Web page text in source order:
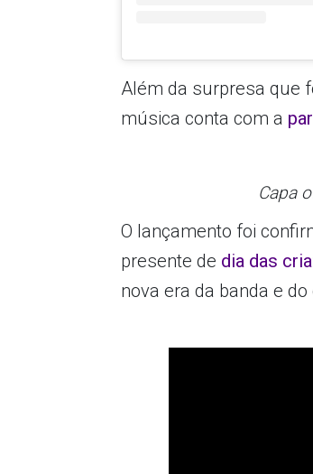
Além da surpresa que
música conta com a
Capa
O lançamento foi
presente de dia das
nova era da banda e